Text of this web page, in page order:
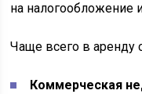
на налогообложение
Чаще всего в аренду
Коммерческая